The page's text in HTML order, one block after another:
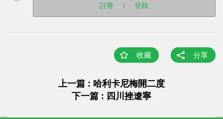
註冊 / 登錄
收藏 分享
上一篇 : ​哈利卡尼梅開二度
下一篇 : 四川挫遼寧